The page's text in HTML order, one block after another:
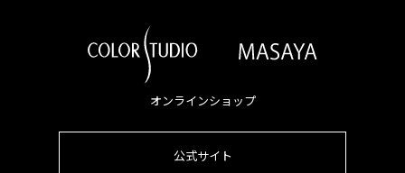
オンラインショップ
公式サイト